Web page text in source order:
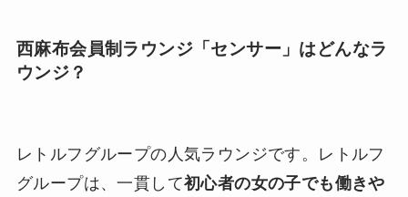
西麻布会員制ラウンジ「センサー」はどんなラ
ウンジ？
レトルフグループの人気ラウンジです。レトルフ
グループは、一貫して初心者の女の子でも働きや